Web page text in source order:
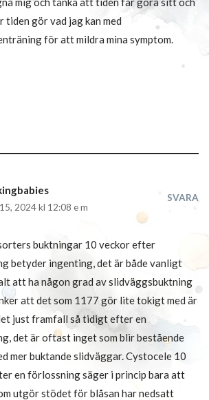
tiden gör vad jag kan med
för att mildra mina symptom.
2024 kl 12:08 e m
SVARA
buktningar 10 veckor efter
betyder ingenting, det är både vanligt
att ha någon grad av slidväggsbuktning
att det som 1177 gör lite tokigt med är
just framfall så tidigt efter en
det är oftast inget som blir bestående
mer buktande slidväggar. Cystocele 10
en förlossning säger i princip bara att
utgör stödet för blåsan har nedsatt